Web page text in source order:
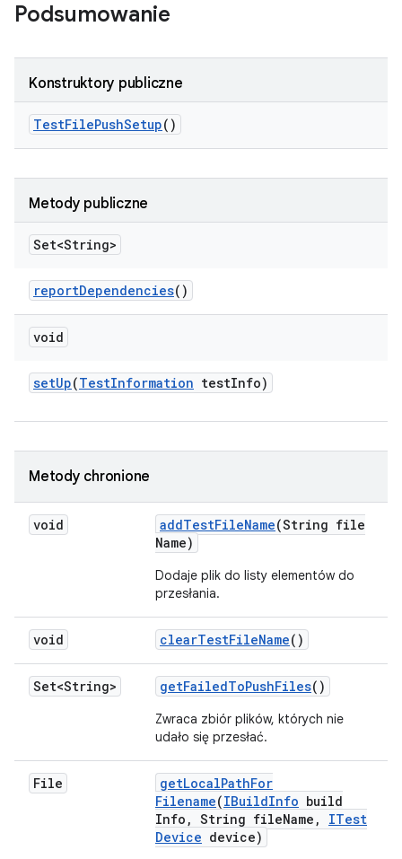
Podsumowanie
Konstruktory publiczne
TestFilePushSetup()
Metody publiczne
Set<String>
reportDependencies()
void
setUp(TestInformation testInfo)
Metody chronione
void addTestFileName(String file
Name)
Dodaje plik do listy elementów do
przesłania.
void clearTestFileName()
Set<String> getFailedToPushFiles()
Zwraca zbiór plików, których nie
udało się przesłać.
File getLocalPathFor
Filename(IBuildInfo build
Info , String fileName ,
ITest
Device device)